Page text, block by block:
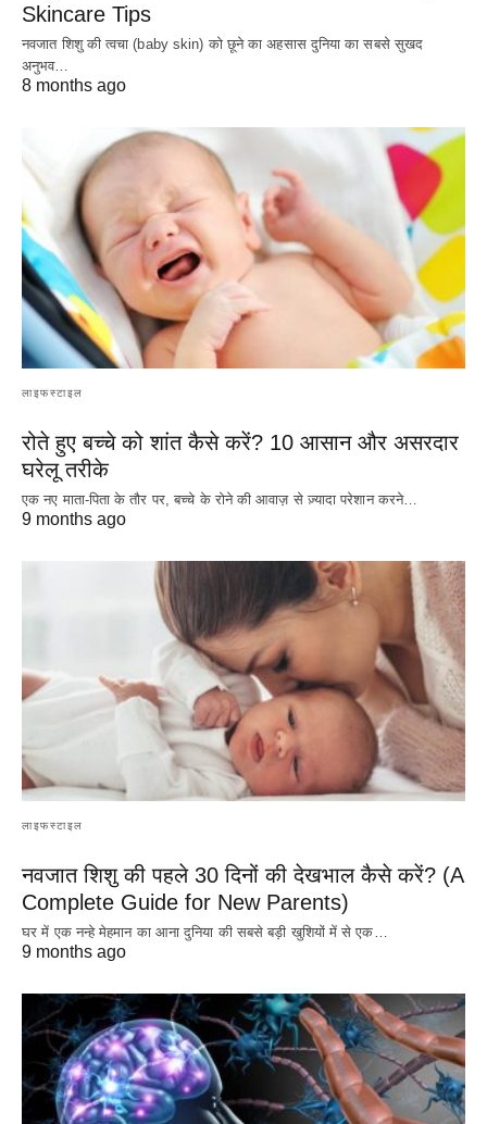
Skincare Tips
नवजात शिशु की त्वचा (baby skin) को छूने का अहसास दुनिया का सबसे सुखद
अनुभव…
8 months ago
लाइफस्टाइल
रोते हुए बच्चे को शांत कैसे करें? 10 आसान और असरदार
घरेलू तरीके
एक नए माता-पिता के तौर पर, बच्चे के रोने की आवाज़ से ज़्यादा परेशान करने…
9 months ago
लाइफस्टाइल
नवजात शिशु की पहले 30 दिनों की देखभाल कैसे करें? (A
Complete Guide for New Parents)
घर में एक नन्हे मेहमान का आना दुनिया की सबसे बड़ी खुशियों में से एक…
9 months ago